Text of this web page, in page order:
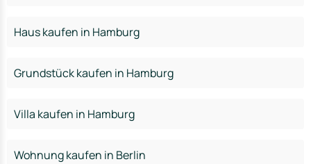
Haus kaufen in Hamburg
Grundstück kaufen in Hamburg
Villa kaufen in Hamburg
Wohnung kaufen in Berlin